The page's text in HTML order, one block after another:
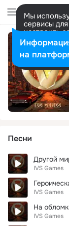
Мы
сервисы
настроить
Песни
Другой
IVS Games
IVS Games
На
IVS Games
на